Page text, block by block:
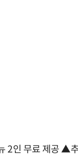
2인 무료 제공